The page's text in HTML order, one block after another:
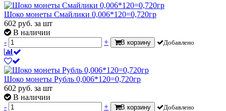
Шоко монеты Смайлики 0,006*120=0,720гр
602 руб. за шт
В наличии
-
+ В корзину Добавлено
Шоко монеты Рубль 0,006*120=0,720гр
602 руб. за шт
В наличии
-
+ В корзину Добавлено